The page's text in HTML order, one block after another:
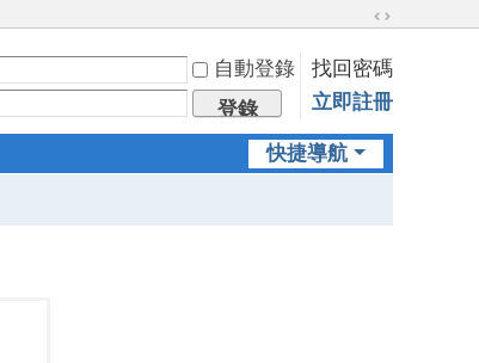
換
到
寬
自動登錄
找回密碼
登錄 立即註冊
快捷導航